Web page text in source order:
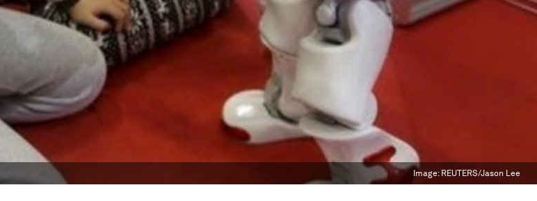
Image: REUTERS/Jason Lee